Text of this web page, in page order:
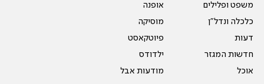
משפט ופלילים
כלכלה ונדל"ן
דעות
חדשות המגזר
אוכל
אופנה
מוסיקה
פיוטקאסט
ילדודס
מודעות אבל